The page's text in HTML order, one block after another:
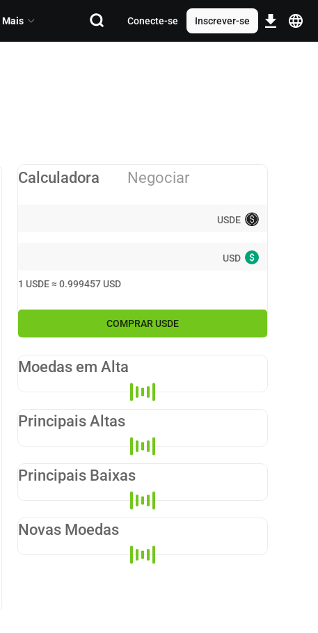
Mais Conecte-se Inscrever-se
Calculadora Negociar
USDE
USD $
1 USDE≈0.999457 USD
COMPRAR USDE
Moedas em Alta
Principais Altas
Principais Baixas
Novas Moedas